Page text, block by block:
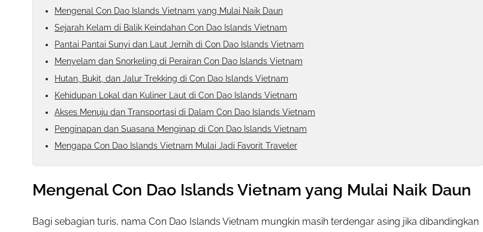
Mengenal Con Dao Islands Vietnam yang Mulai Naik Daun
Sejarah Kelam di Balik Keindahan Con Dao Islands Vietnam
Pantai Pantai Sunyi dan Laut Jernih di Con Dao Islands Vietnam
Menyelam dan Snorkeling di Perairan Con Dao Islands Vietnam
Hutan, Bukit, dan Jalur Trekking di Con Dao Islands Vietnam
Kehidupan Lokal dan Kuliner Laut di Con Dao Islands Vietnam
Akses Menuju dan Transportasi di Dalam Con Dao Islands Vietnam
Penginapan dan Suasana Menginap di Con Dao Islands Vietnam
Mengapa Con Dao Islands Vietnam Mulai Jadi Favorit Traveler
Mengenal Con Dao Islands Vietnam yang Mulai Naik Daun
Bagi sebagian turis, nama Con Dao Islands Vietnam mungkin masih terdengar asing jika dibandingkan